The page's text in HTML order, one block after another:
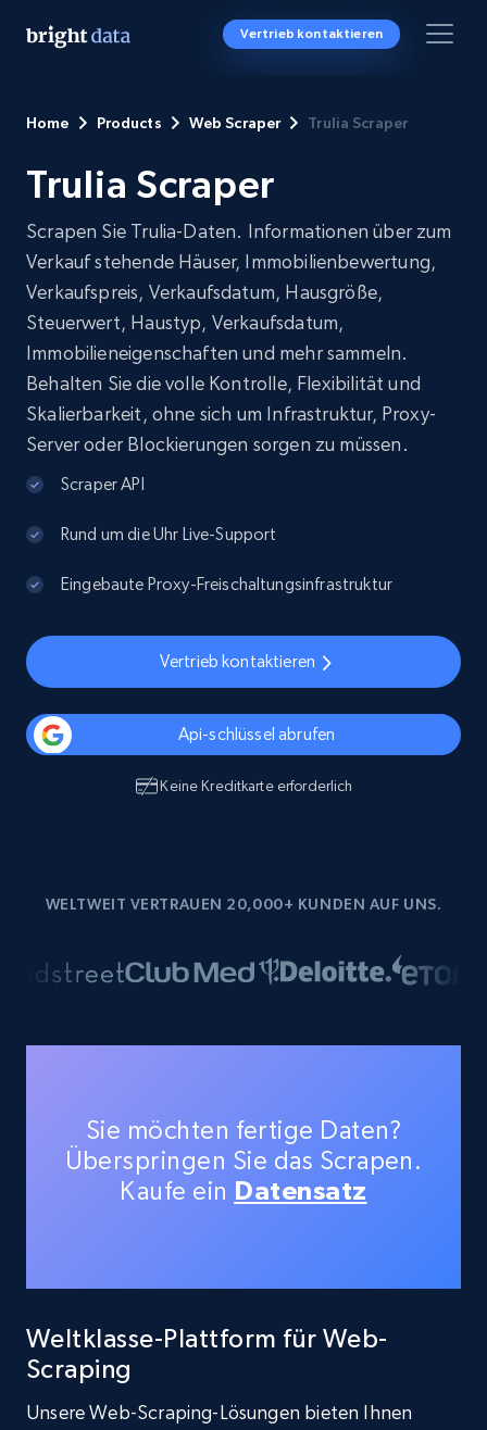
Vertrieb kontaktieren
Home Products Web Scraper Trulia Scraper
Trulia Scraper
Scrapen Sie Trulia-Daten. Informationen über zum
Verkauf stehende Häuser, Immobilienbewertung,
Verkaufspreis, Verkaufsdatum, Hausgröße,
Steuerwert, Haustyp, Verkaufsdatum,
Immobilieneigenschaften und mehr sammeln.
Behalten Sie die volle Kontrolle, Flexibilität und
Skalierbarkeit, ohne sich um Infrastruktur, Proxy-
Server oder Blockierungen sorgen zu müssen.
Scraper API
Rund um die Uhr Live-Support
Eingebaute Proxy-Freischaltungsinfrastruktur
Vertrieb kontaktieren
Api-schlüssel abrufen
Keine Kreditkarte erforderlich
WELTWEIT VERTRAUEN 20,000+ KUNDEN AUF UNS.
Sie möchten fertige Daten?
Überspringen Sie das Scrapen.
Kaufe ein Datensatz
Weltklasse-Plattform für Web-
Scraping
Unsere Web-Scraping-Lösungen bieten Ihnen